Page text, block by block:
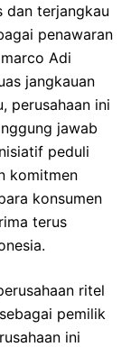
dan terjangkau
penawaran
Adi
jangkauan
perusahaan ini
jawab
peduli
komitmen
konsumen
terus
ritel
pemilik
ini